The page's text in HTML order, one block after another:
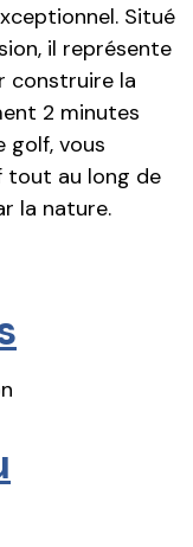
Situé
il représente
construire la
2 minutes
golf, vous
tout au long de
la nature.